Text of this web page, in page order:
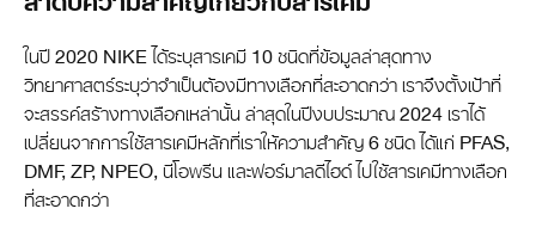
ในปี 2020 NIKE ได้ระบุสารเคมี 10 ชนิดที่ข้อมูลล่าสุดทาง
วิทยาศาสตร์ระบุว่าจำเป็นต้องมีทางเลือกที่สะอาดกว่า เราจึงตั้งเป้าที่
จะสรรค์สร้างทางเลือกเหล่านั้น ล่าสุดในปีงบประมาณ 2024 เราได้
เปลี่ยนจากการใช้สารเคมีหลักที่เราให้ความสำคัญ 6 ชนิด ได้แก่ PFAS,
DMF, ZP, NPEO, นีโอพรีน และฟอร์มาลดีไฮด์ ไปใช้สารเคมีทางเลือก
ที่สะอาดกว่า